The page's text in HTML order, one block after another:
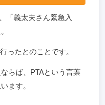
「義太夫さん緊急入
ったとのことです。
らば、PTAという言葉
ます。